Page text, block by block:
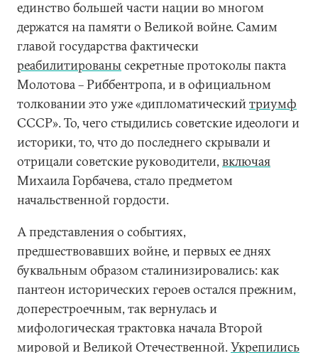
единство большей части нации во многом
держатся на памяти о Великой войне. Самим
главой государства фактически
реабилитированысекретные протоколы пакта
Молотова – Риббентропа, и в официальном
толковании это уже «дипломатическийтриумф
СССР». То, чего стыдились советские идеологи и
историки, то, что до последнего скрывали и
отрицали советские руководители, включая
Михаила Горбачева, стало предметом
начальственной гордости.
А представления о событиях,
предшествовавших войне, и первых ее днях
буквальным образом сталинизировались: как
пантеон исторических героев остался прежним,
доперестроечным, так вернулась и
мифологическая трактовка начала Второй
мировой и Великой Отечественной.Укрепились